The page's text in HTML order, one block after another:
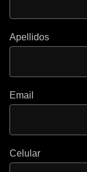
Apellidos
Email
Celular